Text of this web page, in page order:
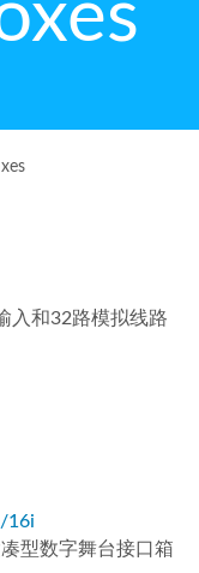
入和32路模拟线路
16i
型数字舞台接口箱